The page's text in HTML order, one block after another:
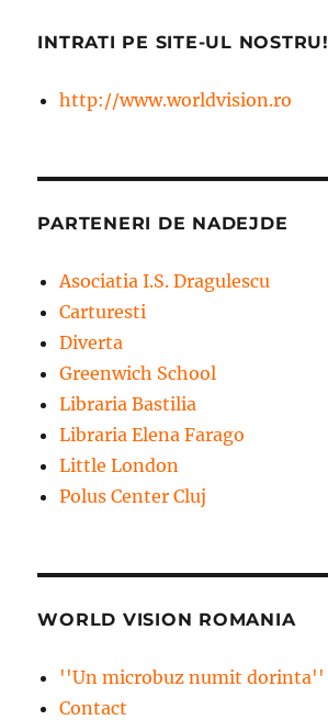
INTRATI PE SITE-UL NOSTRU!
http://www.worldvision.ro
PARTENERI DE NADEJDE
Asociatia I.S. Dragulescu
Carturesti
Diverta
Greenwich School
Libraria Bastilia
Libraria Elena Farago
Little London
Polus Center Cluj
WORLD VISION ROMANIA
''Un microbuz numit dorinta''
Contact